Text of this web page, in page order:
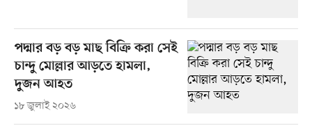
পদ্মার বড় বড় মাছ বিক্রি করা সেই
চান্দু মোল্লার আড়তে হামলা,
দুজন আহত
১৮ জুলাই ২০২৬